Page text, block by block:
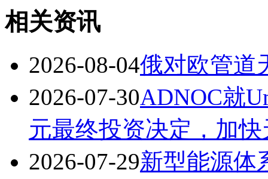
相关资讯
2026-08-04俄对欧管道
2026-07-30ADNOC就
元最终投资决定，加
2026-07-29新型能源